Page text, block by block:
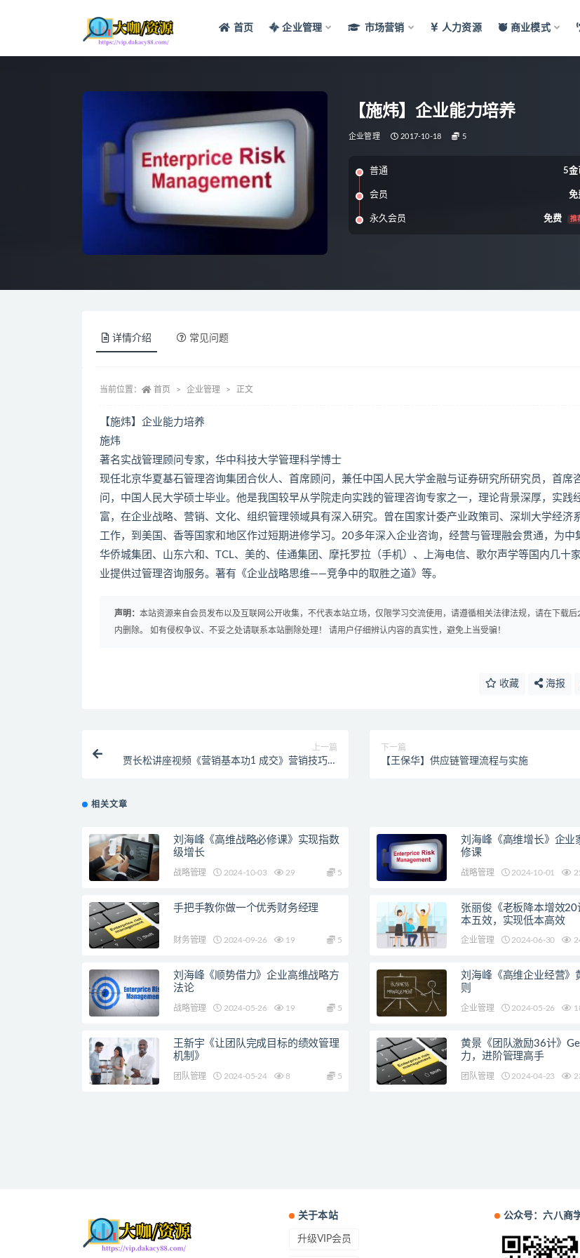
首页 企业管理 市场营销 人力资源 商业模式
【施炜】企业能力培养
企业管理 2017-10-18 5
普通 5金
会员 免
永久会员 免费 推
详情介绍 常见问题
当前位置： 首页 企业管理 正文
【施炜】企业能力培养
施炜
著名实战管理顾问专家，华中科技大学管理科学博士
现任北京华夏基石管理咨询集团合伙人、首席顾问，兼任中国人民大学金融与证券研究所研究员，首席
问，中国人民大学硕士毕业。他是我国较早从学院走向实践的管理咨询专家之一，理论背景深厚，实践
富，在企业战略、营销、文化、组织管理领域具有深入研究。曾在国家计委产业政策司、深圳大学经济
工作，到美国、香等国家和地区作过短期进修学习。20多年深入企业咨询，经营与管理融会贯通，为中
华侨城集团、山东六和、TCL、美的、佳通集团、摩托罗拉（手机）、上海电信、歌尔声学等国内几十
业提供过管理咨询服务。著有《企业战略思维——竞争中的取胜之道》等。
声明： 本站资源来自会员发布以及互联网公开收集，不代表本站立场，仅限学习交流使用，请遵循相关法律法规，请在下载后
内删除。 如有侵权争议、不妥之处请联系本站删除处理！ 请用户仔细辨认内容的真实性，避免上当受骗！
收藏 海报
上一篇
贾长松讲座视频《营销基本功1 成交》营销技巧视
下一篇
【王保华】供应链管理流程与实施
相关文章
刘海峰《高维战略必修课》实现指数
级增长
战略管理 2024-10-03 29 5
刘海峰《高维增长》企业
修课
战略管理 2024-10-01
手把手教你做一个优秀财务经理
财务管理 2024-09-26 19 5
张丽俊《老板降本增效20
本五效，实现低本高效
企业管理 2024-06-30
刘海峰《顺势借力》企业高维战略方
法论
战略管理 2024-05-26 19 5
刘海峰《高维企业经营》
则
企业管理 2024-05-26
王新宇《让团队完成目标的绩效管理
机制》
团队管理 2024-05-24 8 5
黄景《团队激励36计》
力，进阶管理高手
团队管理 2024-04-23
关于本站
升级VIP会员
公众号：六八商